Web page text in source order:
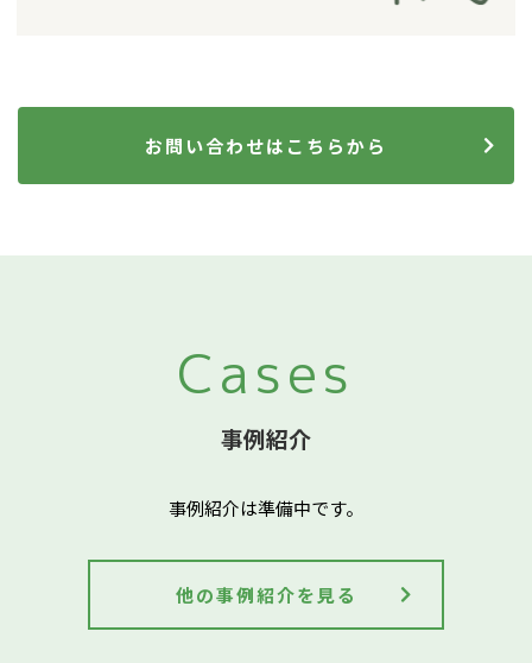
お問い合わせはこちらから
Cases
事例紹介
事例紹介は準備中です。
他の事例紹介を見る